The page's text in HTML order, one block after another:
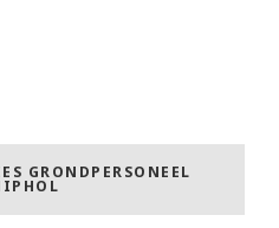
GRONDPERSONEEL